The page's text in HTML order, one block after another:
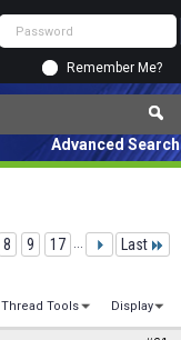
Remember Me?
Advanced Search
8 9 17 ... Last
Thread Tools Display